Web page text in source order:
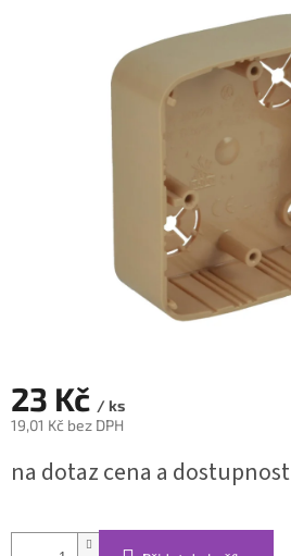
23 Kč / ks
19,01 Kč bez DPH
cena:
na dotaz cena a dostupnost